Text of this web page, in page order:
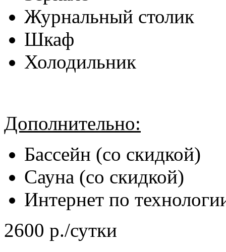
Журнальный столик
Шкаф
Холодильник
Дополнительно:
Бассейн (со скидкой)
Сауна (со скидкой)
Интернет по
2600 р./сутки